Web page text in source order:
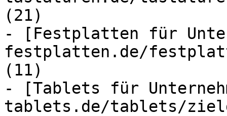
(21)
- [Festplatten für
festplatten.de/
(11)
- [Tablets für
tablets.de/tablets/